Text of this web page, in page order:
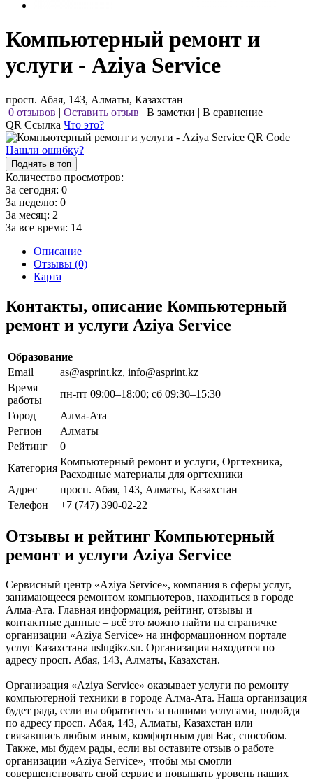
Компьютерный ремонт и
услуги - Aziya Service
просп. Абая, 143, Алматы, Казахстан
0 отзывов | Оставить отзыв | В заметки | В сравнение
QR Ссылка Что это?
Нашли ошибку?
Поднять в топ
Количество просмотров:
За сегодня: 0
За неделю: 0
За месяц: 2
За все время: 14
Описание
Отзывы (0)
Карта
Контакты, описание Компьютерный
ремонт и услуги Aziya Service
Образование
Email
as@asprint.kz, info@asprint.kz
Время
работы
пн-пт 09:00–18:00; сб 09:30–15:30
Город
Алма-Ата
Регион
Алматы
Рейтинг
0
Категория
Компьютерный ремонт и услуги, Оргтехника,
Расходные материалы для оргтехники
Адрес
просп. Абая, 143, Алматы, Казахстан
Телефон
+7 (747) 390-02-22
Отзывы и рейтинг Компьютерный
ремонт и услуги Aziya Service
Сервисный центр «Aziya Service», компания в сферы услуг,
занимающееся ремонтом компьютеров, находиться в городе
Алма-Ата. Главная информация, рейтинг, отзывы и
контактные данные – всё это можно найти на страничке
организации «Aziya Service» на информационном портале
услуг Казахстана uslugikz.su. Организация находится по
адресу просп. Абая, 143, Алматы, Казахстан.
Организация «Aziya Service» оказывает услуги по ремонту
компьютерной техники в городе Алма-Ата. Наша организация
будет рада, если вы обратитесь за нашими услугами, подойдя
по адресу просп. Абая, 143, Алматы, Казахстан или
связавшись любым иным, комфортным для Вас, способом.
Также, мы будем рады, если вы оставите отзыв о работе
организации «Aziya Service», чтобы мы смогли
совершенствовать свой сервис и повышать уровень наших